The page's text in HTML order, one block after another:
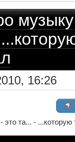
музыку
16:26
та... -